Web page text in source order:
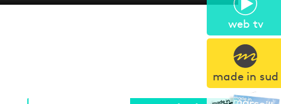
web tv
made in sud